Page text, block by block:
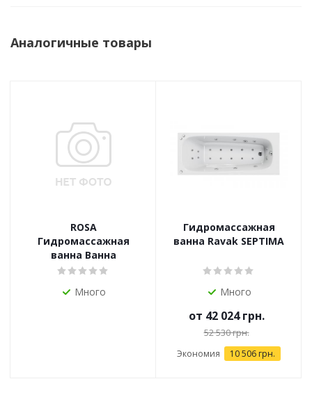
Аналогичные товары
ROSA
Гидромассажная
ванна Ванна
Много
Гидромассажная
ванна Ravak SEPTIMA
Много
от 42 024 грн.
52 530 грн.
Экономия 10 506 грн.